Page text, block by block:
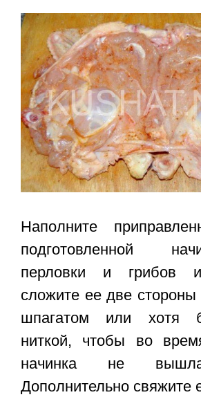
Наполните
подготовленной
перловки и грибов и
сложите ее две
шпагатом или хотя
ниткой, чтобы во
начинка не
Дополнительно свяжите